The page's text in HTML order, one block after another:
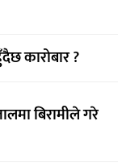
कारोबार ?
बिरामीले गरे